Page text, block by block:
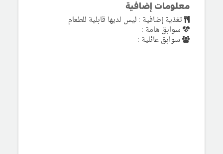
معلومات إضافية
تغذية إضافية : ليس لديها قابلية للطعام
سوابق هامة :
سوابق عائلية :